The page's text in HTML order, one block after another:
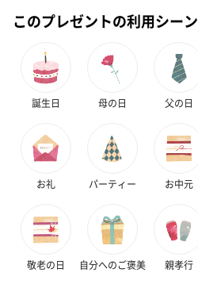
このプレゼントの利用シーン
誕生日 母の日 父の日
お礼 パーティー お中元
敬老の日 自分へのご褒美 親孝行